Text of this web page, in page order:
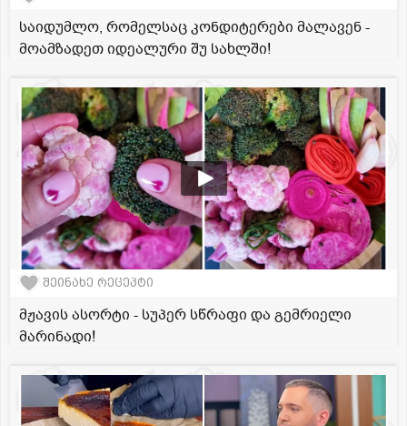
საიდუმლო, რომელსაც კონდიტერები მალავენ -
მოამზადეთ იდეალური შუ სახლში!
შეინახე რეცეპტი
მჟავის ასორტი - სუპერ სწრაფი და გემრიელი
მარინადი!